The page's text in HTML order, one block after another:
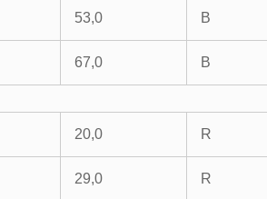
53,0 B
67,0 B
20,0 R
29,0 R